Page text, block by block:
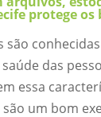
protege os
são
das
essa
um bom